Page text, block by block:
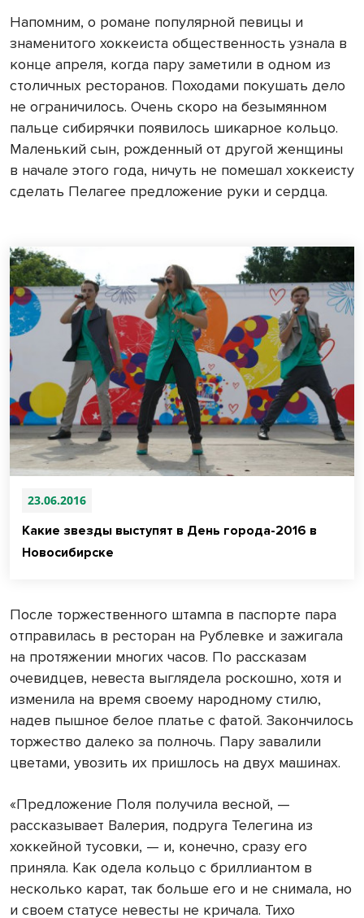
Напомним, о романе популярной певицы и
знаменитого хоккеиста общественность узнала в
конце апреля, когда пару заметили в одном из
столичных ресторанов. Походами покушать дело
не ограничилось. Очень скоро на безымянном
пальце сибирячки появилось шикарное кольцо.
Маленький сын, рожденный от другой женщины
в начале этого года, ничуть не помешал хоккеисту
сделать Пелагее предложение руки и сердца.
23.06.2016
Какие звезды выступят в День города-2016 в
Новосибирске
После торжественного штампа в паспорте пара
отправилась в ресторан на Рублевке и зажигала
на протяжении многих часов. По рассказам
очевидцев, невеста выглядела роскошно, хотя и
изменила на время своему народному стилю,
надев пышное белое платье с фатой. Закончилось
торжество далеко за полночь. Пару завалили
цветами, увозить их пришлось на двух машинах.
«Предложение Поля получила весной, —
рассказывает Валерия, подруга Телегина из
хоккейной тусовки, — и, конечно, сразу его
приняла. Как одела кольцо с бриллиантом в
несколько карат, так больше его и не снимала, но
и своем статусе невесты не кричала. Тихо